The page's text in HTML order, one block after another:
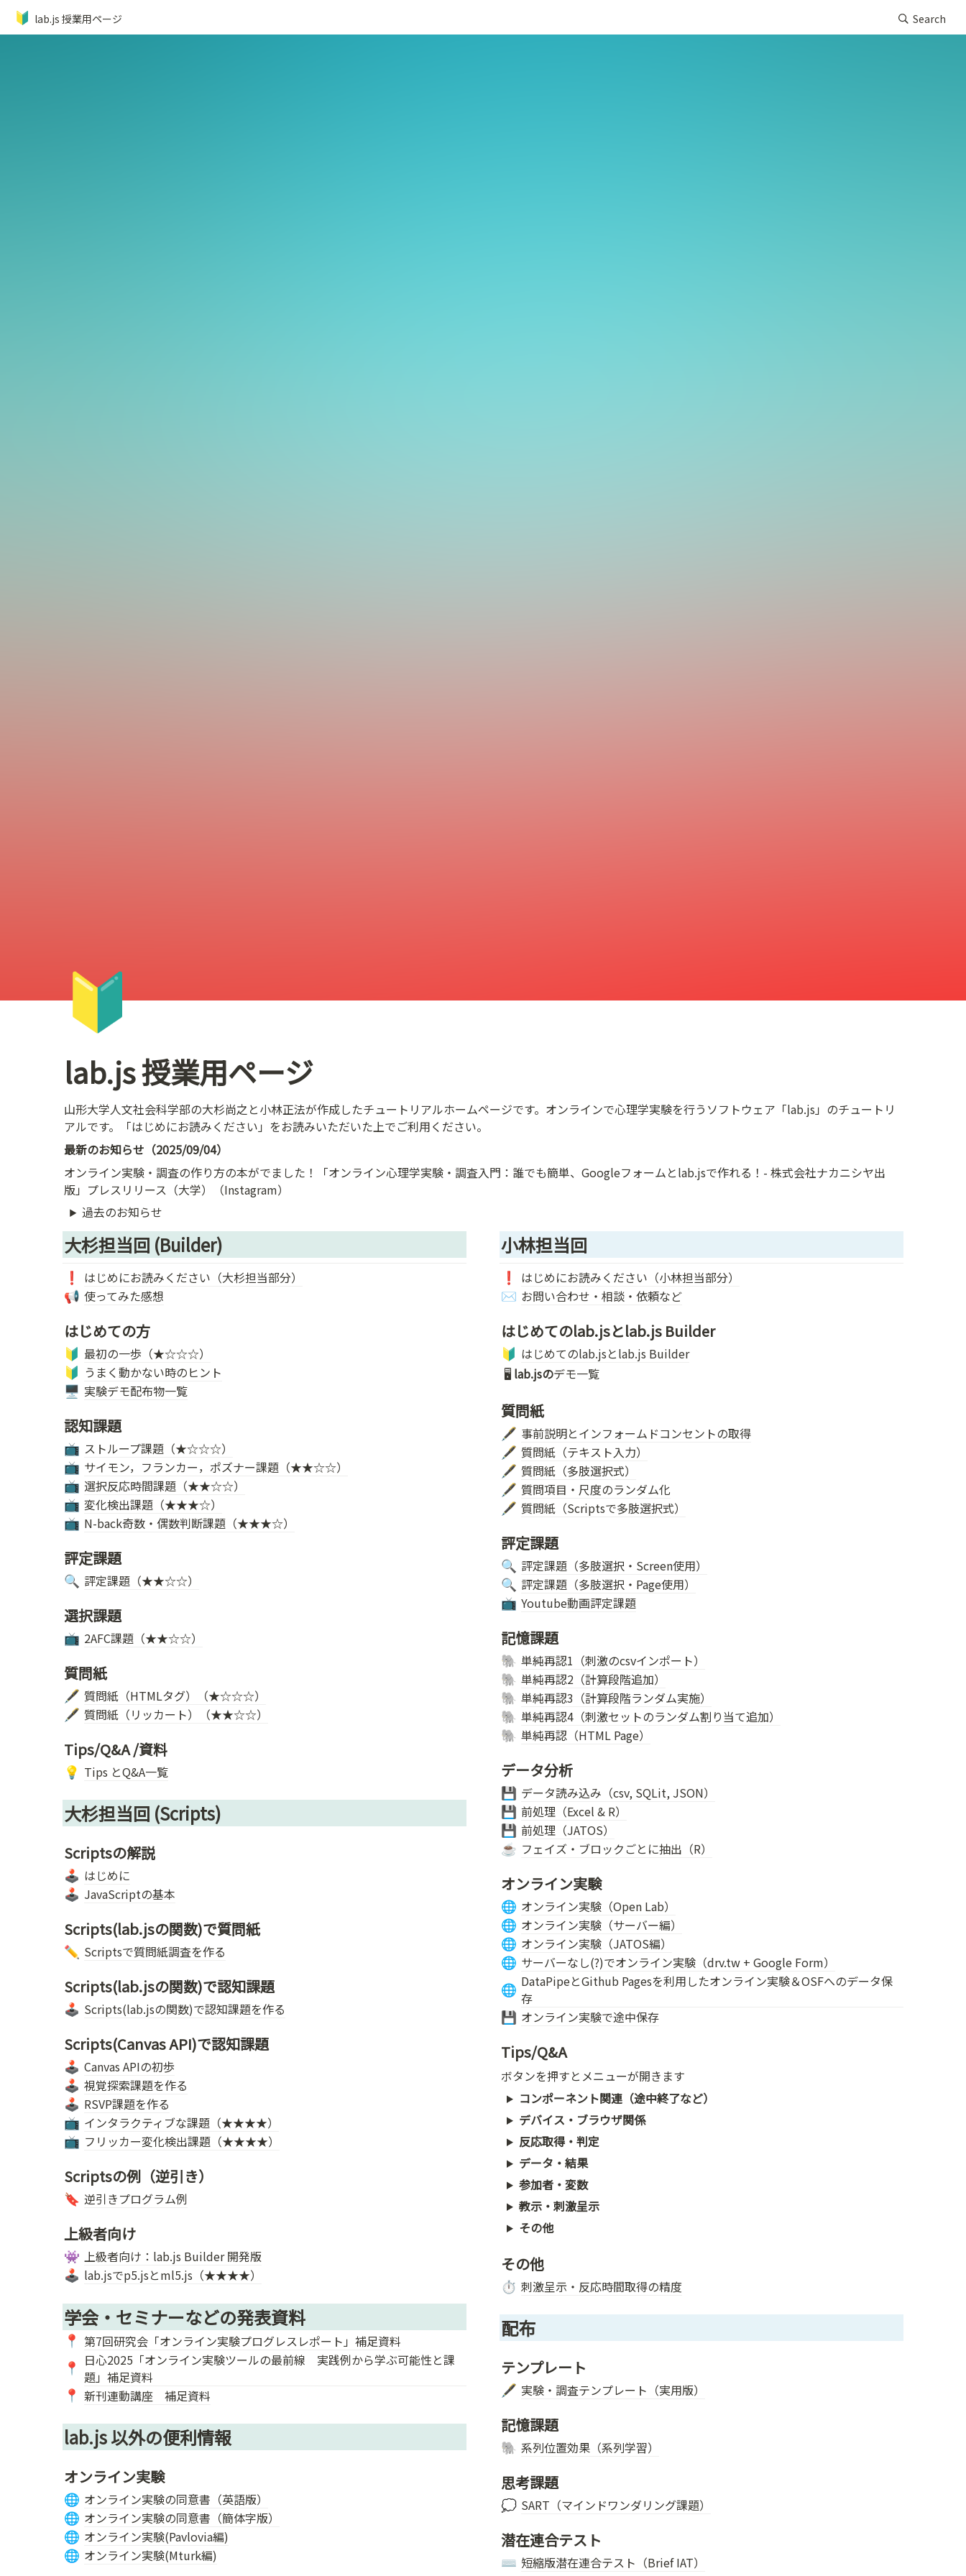
🔰 lab.js 授業用ページ Search
🔰
lab.js 授業用ページ
山形大学人文社会科学部の大杉尚之と小林正法が作成したチュートリアルホームページです。オンラインで心理学実験を行うソフトウェア「lab.js 」のチュートリ
アルです。「はじめにお読みください」をお読みいただいた上でご利用ください。
最新のお知らせ（2025/09/04）
オンライン実験・調査の作り方の本がでました！「オンライン心理学実験・調査入門：誰でも簡単、Googleフォームとlab.jsで作れる！- 株式会社ナカニシヤ出
版」プレスリリース（大学）（Instagram）
過去のお知らせ
大杉担当回 (Builder)
❗ はじめにお読みください（大杉担当部分）
📢 使ってみた感想
はじめての方
🔰 最初の一歩（★☆☆☆）
🔰 うまく動かない時のヒント
🖥️ 実験デモ配布物一覧
認知課題
📺 ストループ課題（★☆☆☆）
📺 サイモン，フランカー，ポズナー課題（★★☆☆）
📺 選択反応時間課題（★★☆☆）
📺 変化検出課題（★★★☆）
📺 N-back奇数・偶数判断課題（★★★☆）
評定課題
🔍 評定課題（★★☆☆）
選択課題
📺 2AFC課題（★★☆☆）
質問紙
🖋️ 質問紙（HTMLタグ）（★☆☆☆）
🖋️ 質問紙（リッカート）（★★☆☆）
Tips/Q&A /資料
💡 Tips とQ&A一覧
大杉担当回 (Scripts)
Scriptsの解説
🕹️ はじめに
🕹️ JavaScriptの基本
Scripts(lab.jsの関数)で質問紙
✏️ Scriptsで質問紙調査を作る
Scripts(lab.jsの関数)で認知課題
🕹️ Scripts(lab.jsの関数)で認知課題を作る
Scripts(Canvas API)で認知課題
🕹️ Canvas APIの初歩
🕹️ 視覚探索課題を作る
🕹️ RSVP課題を作る
📺 インタラクティブな課題（★★★★）
📺 フリッカー変化検出課題（★★★★）
Scriptsの例（逆引き）
🔖 逆引きプログラム例
上級者向け
👾 上級者向け：lab.js Builder 開発版
🕹️ lab.jsでp5.jsとml5.js（★★★★）
学会・セミナーなどの発表資料
📍 第7回研究会「オンライン実験プログレスレポート」補足資料
📍
日心2025「オンライン実験ツールの最前線 実践例から学ぶ可能性と課
題」補足資料
📍 新刊連動講座 補足資料
lab.js 以外の便利情報
オンライン実験
🌐 オンライン実験の同意書（英語版）
🌐 オンライン実験の同意書（簡体字版）
🌐 オンライン実験(Pavlovia編)
🌐 オンライン実験(Mturk編)
小林担当回
❗ はじめにお読みください（小林担当部分）
✉️ お問い合わせ・相談・依頼など
はじめてのlab.jsとlab.js Builder
🔰 はじめてのlab.jsとlab.js Builder
🖥 lab.jsのデモ一覧
質問紙
🖋️ 事前説明とインフォームドコンセントの取得
🖋️ 質問紙（テキスト入力）
🖋️ 質問紙（多肢選択式）
🖋️ 質問項目・尺度のランダム化
🖋️ 質問紙（Scriptsで多肢選択式）
評定課題
🔍 評定課題（多肢選択・Screen使用）
🔍 評定課題（多肢選択・Page使用）
📺 Youtube動画評定課題
記憶課題
🐘 単純再認1（刺激のcsvインポート）
🐘 単純再認2（計算段階追加）
🐘 単純再認3（計算段階ランダム実施）
🐘 単純再認4（刺激セットのランダム割り当て追加）
🐘 単純再認（HTML Page）
データ分析
💾 データ読み込み（csv, SQLit, JSON）
💾 前処理（Excel & R）
💾 前処理（JATOS）
☕ フェイズ・ブロックごとに抽出（R）
オンライン実験
🌐 オンライン実験（Open Lab）
🌐 オンライン実験（サーバー編）
🌐 オンライン実験（JATOS編）
🌐 サーバーなし(?)でオンライン実験（drv.tw + Google Form）
🌐
DataPipeとGithub Pagesを利用したオンライン実験＆OSFへのデータ保
存
💾 オンライン実験で途中保存
Tips/Q&A
ボタンを押すとメニューが開きます
コンポーネント関連（途中終了など）
デバイス・ブラウザ関係
反応取得・判定
データ・結果
参加者・変数
教示・刺激呈示
その他
その他
⏱️ 刺激呈示・反応時間取得の精度
配布
テンプレート
🖋️ 実験・調査テンプレート（実用版）
記憶課題
🐘 系列位置効果（系列学習）
思考課題
💭 SART（マインドワンダリング課題）
潜在連合テスト
⌨️ 短縮版潜在連合テスト（Brief IAT）